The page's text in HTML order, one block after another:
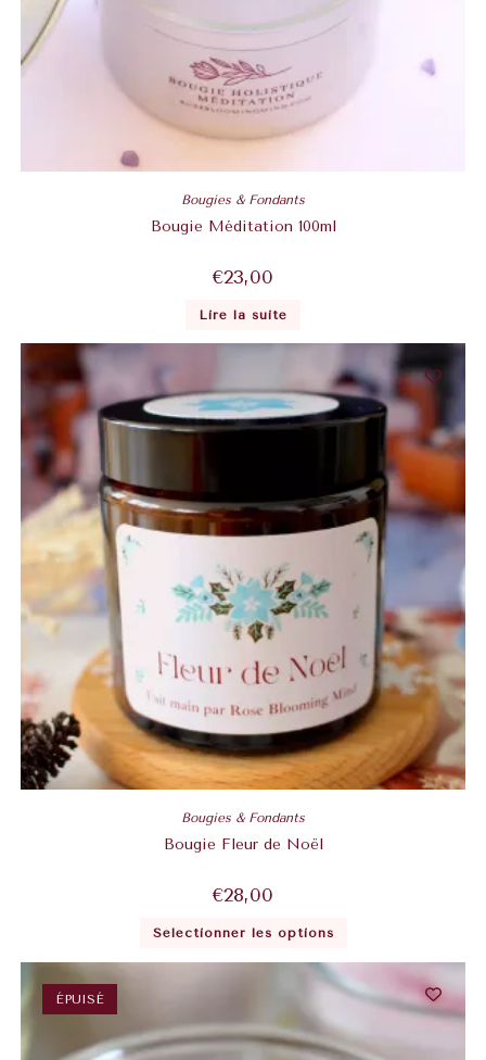
Bougies & Fondants
Bougie Méditation 100ml
€23,00
Lire la suite
Bougies & Fondants
Bougie Fleur de Noël
€28,00
Sélectionner les options
ÉPUISÉ